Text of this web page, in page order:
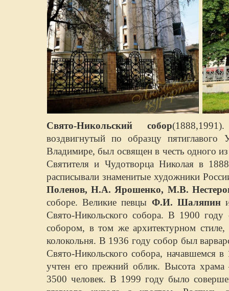
Свято-Никольский собор
воздвигнутый по образцу
Владимире, был освящен в честь одного
Святителя и Чудотворца Николая в
расписывали знаменитые художники
Поленов, Н.А. Ярошенко, М.В.
соборе. Великие певцы Ф.И. Шаляпин
Свято-Никольского собора. В 1900
собором, в том же архитектурном стиле,
колокольня. В 1936 году собор был
Свято-Никольского собора, начавшемся
учтен его прежний облик. Высота
3500 человек. В 1999 году было